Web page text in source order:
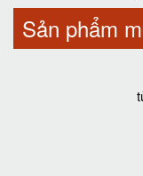
Sản phẩm